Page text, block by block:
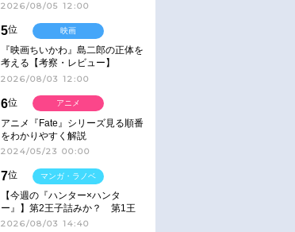
2026/08/05 12:00
5位
『映画ちいかわ』島二郎の正体を
考える【考察・レビュー】
2026/08/03 12:00
映画
6位
アニメ『Fate』シリーズ見る順番
をわかりやすく解説
2024/05/23 00:00
アニメ
7位
【今週の『ハンター×ハンタ
ー』】第2王子詰みか？ 第1王
子と第4王子が対峙「発令」＜
2026/08/03 14:40
マンガ・ラノベ